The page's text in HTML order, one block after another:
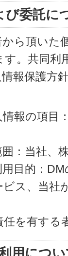
び委託に
ら頂いた
。共同利
報保護方
報の項目
：当社、
目的：
ス、当社
を有する
用につ